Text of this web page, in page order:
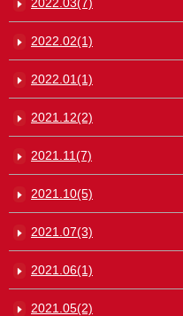
2022.02(1)
2022.01(1)
2021.12(2)
2021.11(7)
2021.10(5)
2021.07(3)
2021.06(1)
2021.05(2)